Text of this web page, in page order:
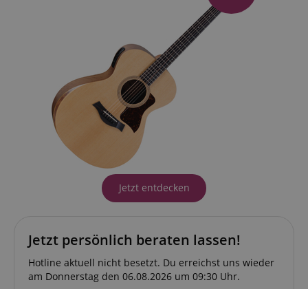
Jetzt entdecken
Jetzt persönlich beraten lassen!
Hotline aktuell nicht besetzt. Du erreichst uns wieder
am Donnerstag den 06.08.2026 um 09:30 Uhr.